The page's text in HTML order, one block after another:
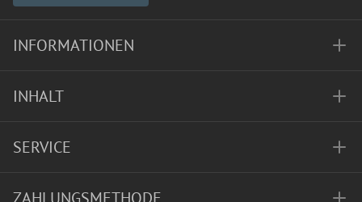
INFORMATIONEN
INHALT
SERVICE